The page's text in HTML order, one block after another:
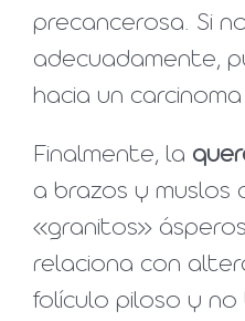
precancerosa. Si
adecuadamente,
hacia un
Finalmente, la
a brazos y muslos
«granitos»
relaciona con
folículo piloso y